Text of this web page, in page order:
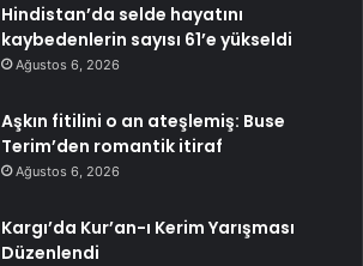
Hindistan’da selde hayatını
kaybedenlerin sayısı 61’e yükseldi
Ağustos 6, 2026
Aşkın fitilini o an ateşlemiş: Buse
Terim’den romantik itiraf
Ağustos 6, 2026
Kargı’da Kur’an-ı Kerim Yarışması
Düzenlendi